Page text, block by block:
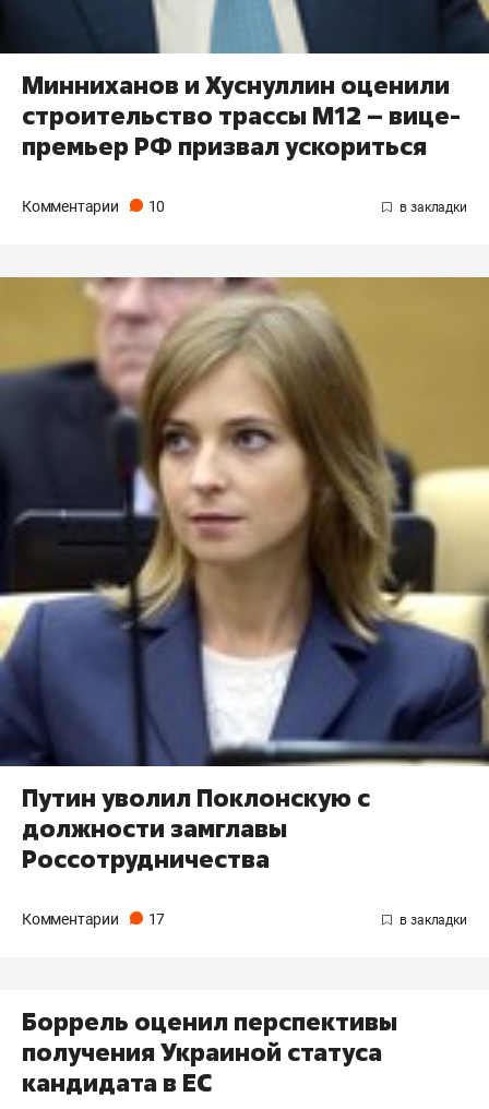
Минниханов и Хуснуллин оценили
строительство трассы М12 – вице-
премьер РФ призвал ускориться
Комментарии 10
Путин уволил Поклонскую с
должности замглавы
Россотрудничества
Комментарии 17
Боррель оценил перспективы
получения Украиной статуса
кандидата в ЕС